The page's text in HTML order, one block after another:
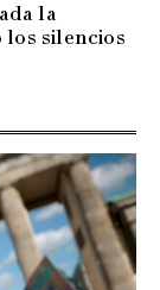
la
los silencios